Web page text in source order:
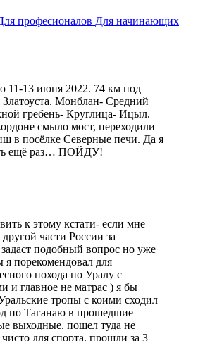
професионалов Для начинающих
11-13 июня 2022. 74 км под
Монблан- Средний
гребень- Круглица- Ицыл.
смыло мост, переходили
в посёлке Северные печи. Да я
ещё раз… ПОЙДУ!
к этому кстати- если мне
части России за
подобный вопрос но уже
я порекомендовал для
похода по Уралу с
и главное не матрас ) я бы
тропы с коими сходил
по Таганаю в прошедшие
выходные. пошел туда не
для спорта. прошли за 3